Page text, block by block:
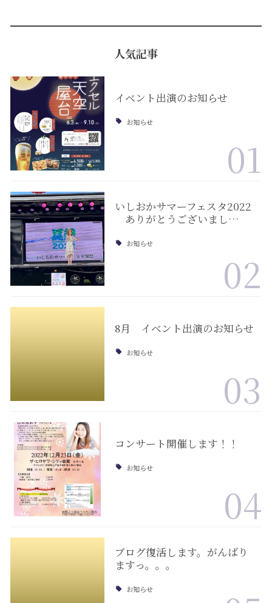
人気記事
イベント出演のお知らせ
お知らせ
01
いしおかサマーフェスタ2022
ありがとうございまし…
お知らせ
02
8月 イベント出演のお知らせ
お知らせ
03
コンサート開催します！！
お知らせ
04
ブログ復活します。がんばり
ますっ。。。
お知らせ